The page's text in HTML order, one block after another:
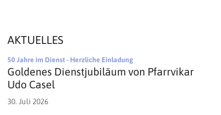
AKTUELLES
50 Jahre im Dienst - Herzliche Einladung:
Goldenes Dienstjubiläum von Pfarrvikar
Udo Casel
30. Juli 2026